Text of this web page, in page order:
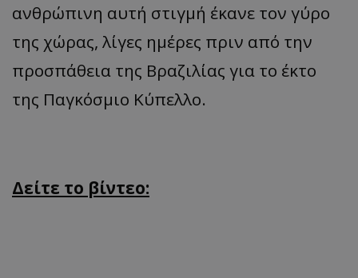
ανθρώπινη αυτή στιγμή έκανε τον γύρο
της χώρας, λίγες ημέρες πριν από την
προσπάθεια της Βραζιλίας για το έκτο
της Παγκόσμιο Κύπελλο.
Δείτε το βίντεο: